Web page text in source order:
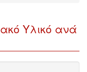
Υλικό ανά